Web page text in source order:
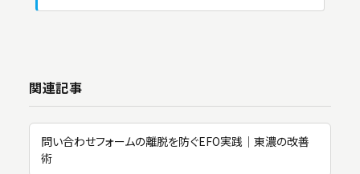
関連記事
問い合わせフォームの離脱を防ぐEFO実践｜東濃の改善
術